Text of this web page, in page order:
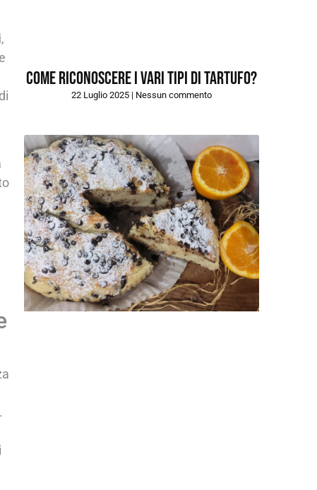
,
Come riconoscere i vari tipi di tartufo?
22 Luglio 2025 Nessun commento